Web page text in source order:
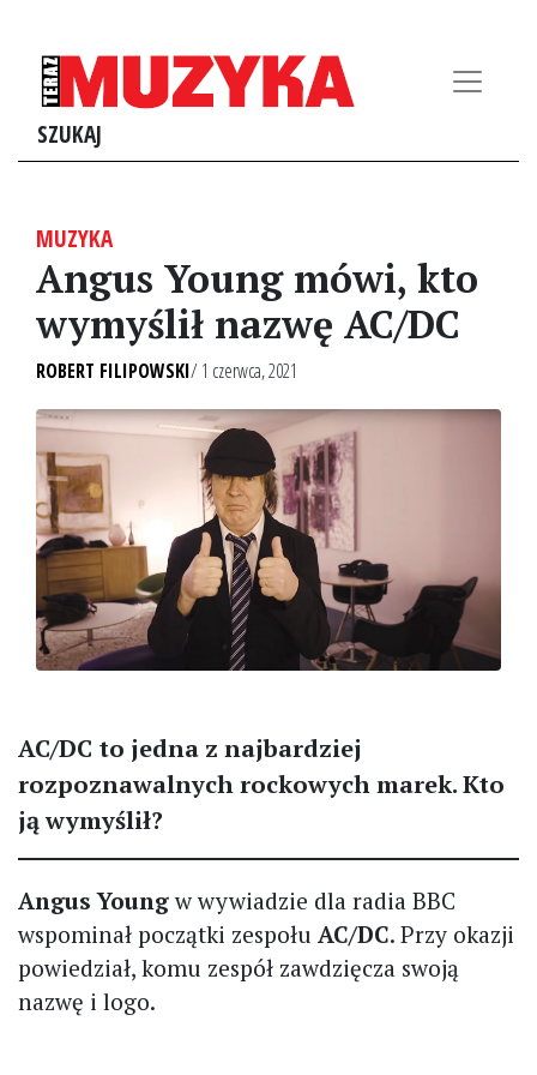
SZUKAJ
MUZYKA
Angus Young mówi, kto
wymyślił nazwę AC/DC
ROBERT FILIPOWSKI/ 1 czerwca, 2021
AC/DC to jedna z najbardziej
rozpoznawalnych rockowych marek. Kto
ją wymyślił?
Angus Youngw wywiadzie dla radia BBC
wspominał początki zespołu AC/DC. Przy okazji
powiedział, komu zespół zawdzięcza swoją
nazwę i logo.